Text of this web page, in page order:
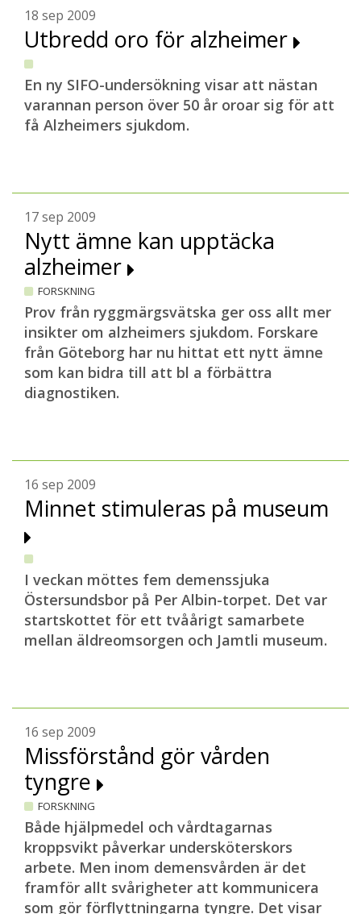
18 sep 2009
Utbredd oro för alzheimer
En ny SIFO-undersökning visar att nästan
varannan person över 50 år oroar sig för att
få Alzheimers sjukdom.
17 sep 2009
Nytt ämne kan upptäcka
alzheimer
FORSKNING
Prov från ryggmärgsvätska ger oss allt mer
insikter om alzheimers sjukdom. Forskare
från Göteborg har nu hittat ett nytt ämne
som kan bidra till att bl a förbättra
diagnostiken.
16 sep 2009
Minnet stimuleras på museum
I veckan möttes fem demenssjuka
Östersundsbor på Per Albin-torpet. Det var
startskottet för ett tvåårigt samarbete
mellan äldreomsorgen och Jamtli museum.
16 sep 2009
Missförstånd gör vården
tyngre
FORSKNING
Både hjälpmedel och vårdtagarnas
kroppsvikt påverkar undersköterskors
arbete. Men inom demensvården är det
framför allt svårigheter att kommunicera
som gör förflyttningarna tyngre. Det visar